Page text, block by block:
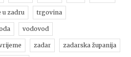
u zadru trgovina
vodovod
zadar zadarska županija